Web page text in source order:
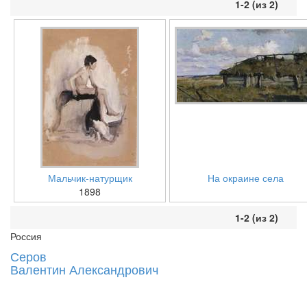
1-2 (из 2)
Мальчик-натурщик
1898
На окраине села
1-2 (из 2)
Россия
Серов
Валентин Александрович